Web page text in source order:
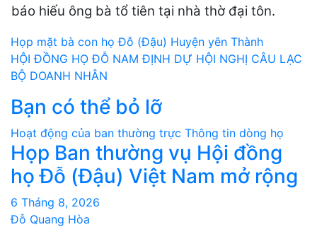
báo hiếu ông bà tổ tiên tại nhà thờ đại tôn.
Điều
hướng
bài
viết
Họp mặt bà con họ Đỗ (Đậu) Huyện yên Thành
HỘI ĐỒNG HỌ ĐỖ NAM ĐỊNH DỰ HỘI NGHỊ CÂU LẠC
BỘ DOANH NHÂN
Bạn có thể bỏ lỡ
Hoạt động của ban thường trực Thông tin dòng họ
Họp Ban thường vụ Hội đồng
họ Đỗ (Đậu) Việt Nam mở rộng
6 Tháng 8, 2026
Đỗ Quang Hòa